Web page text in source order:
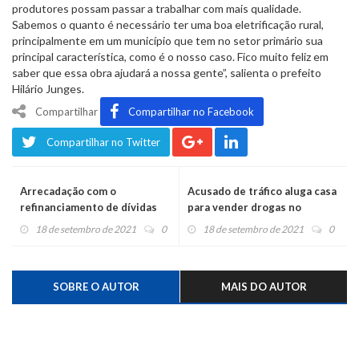
produtores possam passar a trabalhar com mais qualidade.
Sabemos o quanto é necessário ter uma boa eletrificação rural,
principalmente em um município que tem no setor primário sua
principal característica, como é o nosso caso. Fico muito feliz em
saber que essa obra ajudará a nossa gente”, salienta o prefeito
Hilário Junges.
Compartilhar Compartilhar no Facebook
Compartilhar no Twitter
Arrecadação com o
refinanciamento de dívidas
ultrapassa R$ 1 milhão
18 de setembro de 2021 0
Acusado de tráfico aluga casa
para vender drogas no
Centenário
18 de setembro de 2021 0
SOBRE O AUTOR MAIS DO AUTOR